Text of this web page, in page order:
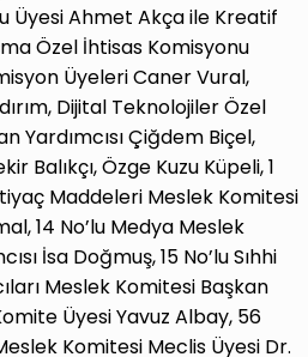
Üyesi Ahmet Akça ile Kreatif
Özel İhtisas Komisyonu
Üyeleri Caner Vural,
Dijital Teknolojiler Özel
Yardımcısı Çiğdem Biçel,
Balıkçı, Özge Kuzu Küpeli, 1
Maddeleri Meslek Komitesi
14 No’lu Medya Meslek
İsa Doğmuş, 15 No’lu Sıhhi
Meslek Komitesi Başkan
Üyesi Yavuz Albay, 56
Komitesi Meclis Üyesi Dr.